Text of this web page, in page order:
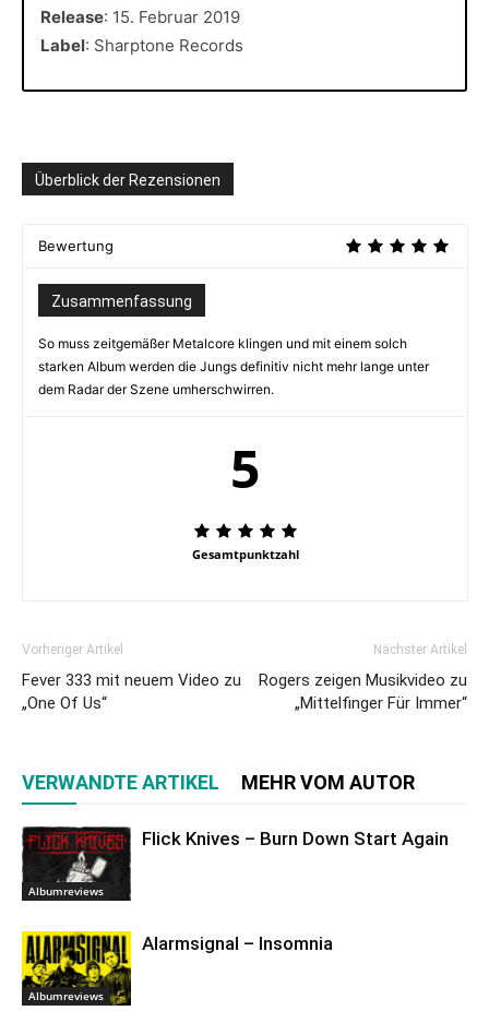
Release: 15. Februar 2019
Label: Sharptone Records
Überblick der Rezensionen
Bewertung
Zusammenfassung
So muss zeitgemäßer Metalcore klingen und mit einem solch
starken Album werden die Jungs definitiv nicht mehr lange unter
dem Radar der Szene umherschwirren.
5
Gesamtpunktzahl
Vorheriger Artikel
Fever 333 mit neuem Video zu
„One Of Us“
Nächster Artikel
Rogers zeigen Musikvideo zu
„Mittelfinger Für Immer“
VERWANDTE ARTIKEL MEHR VOM AUTOR
Albumreviews
Flick Knives – Burn Down Start Again
Albumreviews
Alarmsignal – Insomnia